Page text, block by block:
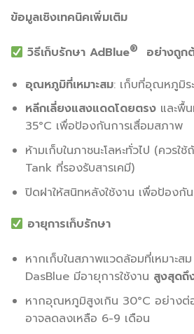
ข้อมูลเชิงเทคนิคเพิ่มเติม
วิธีเก็บรักษา AdBlue®
อย่างถูก
อุณหภูมิที่เหมาะสม: เก็บที่อุณหภูมิร
หลีกเลี่ยงแสงแดดโดยตรงและพื้
35°C เพื่อป้องกันการเสื่อมสภาพ
ห้ามเก็บในภาชนะโลหะทั่วไป (ควรใ
Tank ที่รองรับสารเคมี)
ปิดฝาให้สนิทหลังใช้งาน เพื่อป้องกั
อายุการเก็บรักษา
หากเก็บในสภาพแวดล้อมที่เหมาะส
DasBlue มีอายุการใช้งาน สูงสุดถึ
หากอุณหภูมิสูงเกิน 30°C อย่างต่
อาจลดลงเหลือ 6-9 เดือน